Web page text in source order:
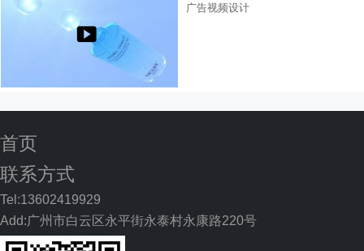
广告视频设计
首页
联系方式
Tel:13602419929
Add:广州市白云区永平街永泰村永康路220号